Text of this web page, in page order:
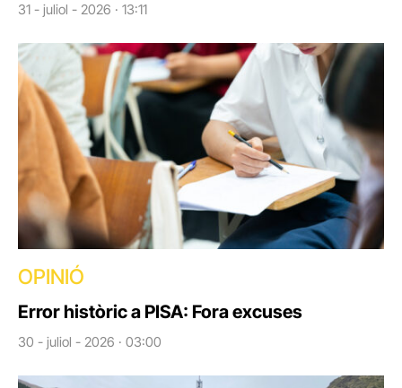
31 - juliol - 2026 · 13:11
OPINIÓ
Error històric a PISA: Fora excuses
30 - juliol - 2026 · 03:00